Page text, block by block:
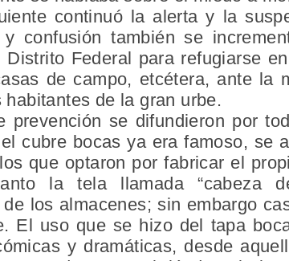
continuó la alerta y la
confusión también se
Distrito Federal para refugiarse
de campo, etcétera, ante la
de la gran urbe.
prevención se difundieron por
cubre bocas ya era famoso, se
que optaron por fabricar el
la tela llamada “cabeza
de los almacenes; sin embargo
El uso que se hizo del tapa
y dramáticas, desde